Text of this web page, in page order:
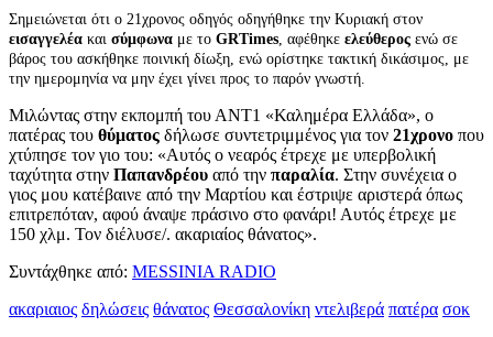
Σημειώνεται ότι ο 21χρονος οδηγός οδηγήθηκε την Κυριακή στον
εισαγγελέα και σύμφωνα με το GRTimes, αφέθηκε ελεύθερος ενώ σε
βάρος του ασκήθηκε ποινική δίωξη, ενώ ορίστηκε τακτική δικάσιμος, με
την ημερομηνία να μην έχει γίνει προς το παρόν γνωστή.
Μιλώντας στην εκπομπή του ΑΝΤ1 «Καλημέρα Ελλάδα», ο
πατέρας του θύματος δήλωσε συντετριμμένος για τον 21χρονο που
χτύπησε τον γιο του: «Αυτός ο νεαρός έτρεχε με υπερβολική
ταχύτητα στην Παπανδρέου από την παραλία. Στην συνέχεια ο
γιος μου κατέβαινε από την Μαρτίου και έστριψε αριστερά όπως
επιτρεπόταν, αφού άναψε πράσινο στο φανάρι! Αυτός έτρεχε με
150 χλμ. Τον διέλυσε/. ακαριαίος θάνατος».
Συντάχθηκε από: MESSINIA RADIO
ακαριαιος δηλώσεις θάνατος Θεσσαλονίκη ντελιβερά πατέρα σοκ